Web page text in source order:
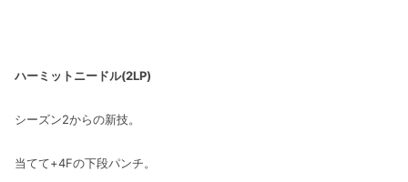
ハーミットニードル(2LP)
シーズン2からの新技。
当てて+4Fの下段パンチ。